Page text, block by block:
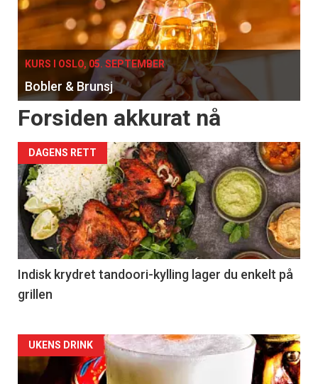
KURS I OSLO, 05. SEPTEMBER
Bobler & Brunsj
Forsiden akkurat nå
DAGENS RETT
Indisk krydret tandoori-kylling lager du enkelt på
grillen
Forsiden
akkurat
UKENS DRINK